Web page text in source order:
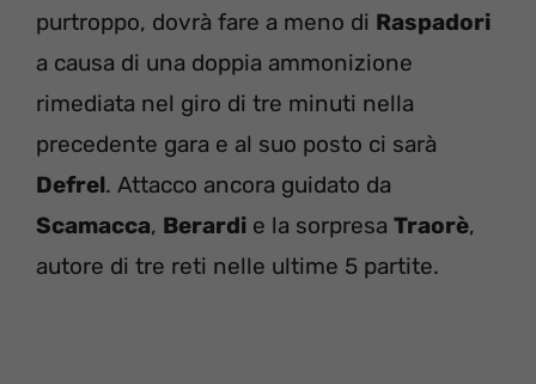
purtroppo, dovrà fare a meno di Raspadori
a causa di una doppia ammonizione
rimediata nel giro di tre minuti nella
precedente gara e al suo posto ci sarà
Defrel. Attacco ancora guidato da
Scamacca, Berardi e la sorpresa Traorè,
autore di tre reti nelle ultime 5 partite.